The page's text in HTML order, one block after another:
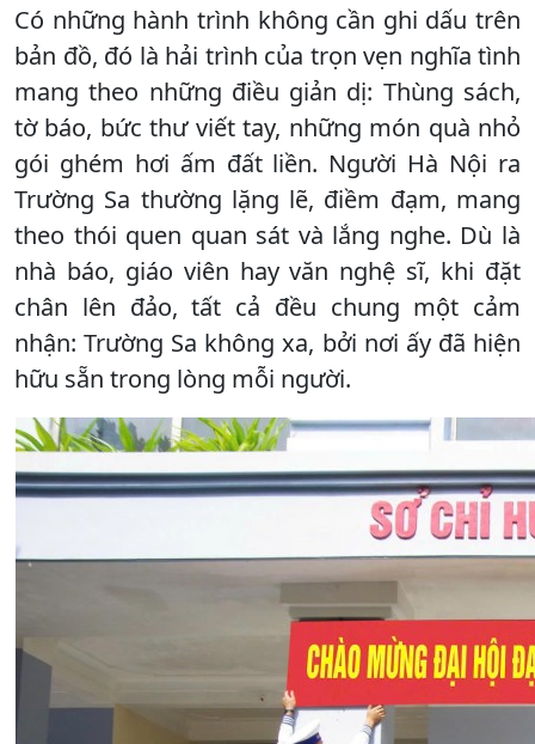
Có những hành trình không cần ghi dấu trên
bản đồ, đó là hải trình của trọn vẹn nghĩa tình
mang theo những điều giản dị: Thùng sách,
tờ báo, bức thư viết tay, những món quà nhỏ
gói ghém hơi ấm đất liền. Người Hà Nội ra
Trường Sa thường lặng lẽ, điềm đạm, mang
theo thói quen quan sát và lắng nghe. Dù là
nhà báo, giáo viên hay văn nghệ sĩ, khi đặt
chân lên đảo, tất cả đều chung một cảm
nhận: Trường Sa không xa, bởi nơi ấy đã hiện
hữu sẵn trong lòng mỗi người.